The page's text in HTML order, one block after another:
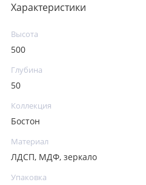
Характеристики
Высота
500
Глубина
50
Коллекция
Бостон
Материал
ЛДСП, МДФ, зеркало
Упаковка